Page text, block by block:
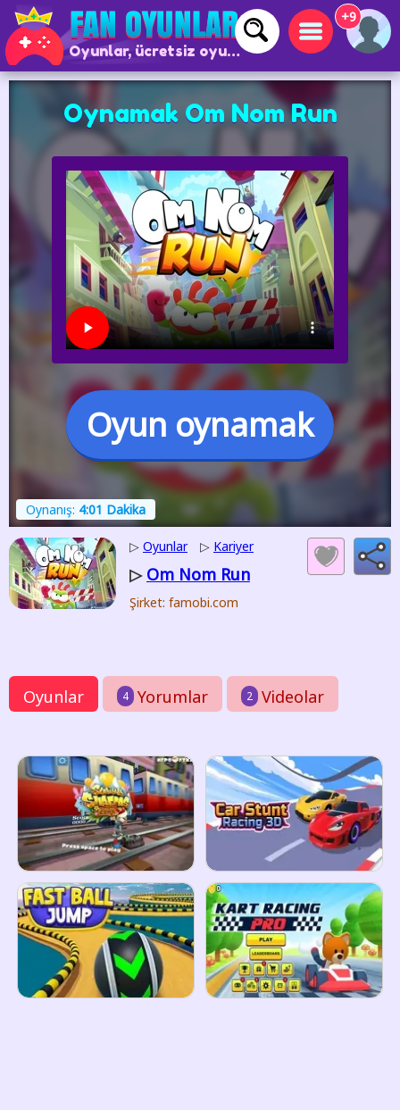
Oyunlar, ücretsiz oyunlar ve çevrimiçi oyunlar
+9
Oynamak Om Nom Run
Oyun oynamak
Oynanış: 4:01 Dakika
▷ Oyunlar ▷ Kariyer
▷ Om Nom Run
Şirket: famobi.com
Oyunlar 4 Yorumlar 2 Videolar